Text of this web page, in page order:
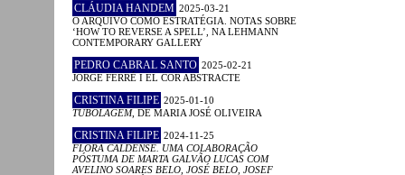
CLÁUDIA HANDEM 2025-03-21
O ARQUIVO COMO ESTRATÉGIA. NOTAS SOBRE
‘HOW TO REVERSE A SPELL’, NA LEHMANN
CONTEMPORARY GALLERY
PEDRO CABRAL SANTO 2025-02-21
JORGE FERRÉ I EL COR ABSTRACTE
CRISTINA FILIPE 2025-01-10
TUBOLAGEM, DE MARIA JOSÉ OLIVEIRA
CRISTINA FILIPE 2024-11-25
FLORA CALDENSE. UMA COLABORAÇÃO
PÓSTUMA DE MARTA GALVÃO LUCAS COM
AVELINO SOARES BELO, JOSÉ BELO, JOSEF